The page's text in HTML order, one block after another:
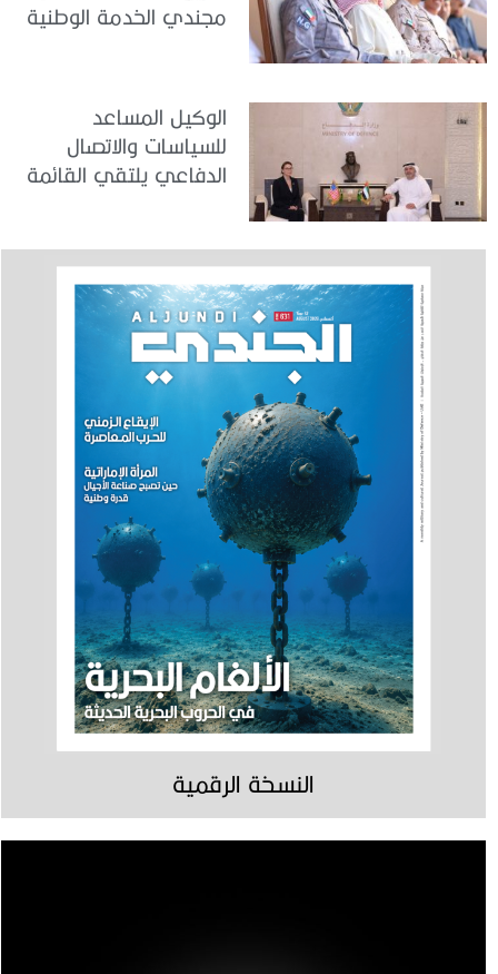
مجندي الخدمة الوطنية
الوكيل المساعد
للسياسات والاتصال
الدفاعي يلتقي القائمة
النسخة الرقمية